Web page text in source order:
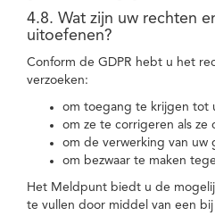
4.8. Wat zijn uw rechten
uitoefenen?
Conform de GDPR hebt u het
verzoeken:
om toegang te krijgen tot
om ze te corrigeren als ze
om de verwerking van uw
om bezwaar te maken
Het Meldpunt biedt u de
te vullen door middel van een